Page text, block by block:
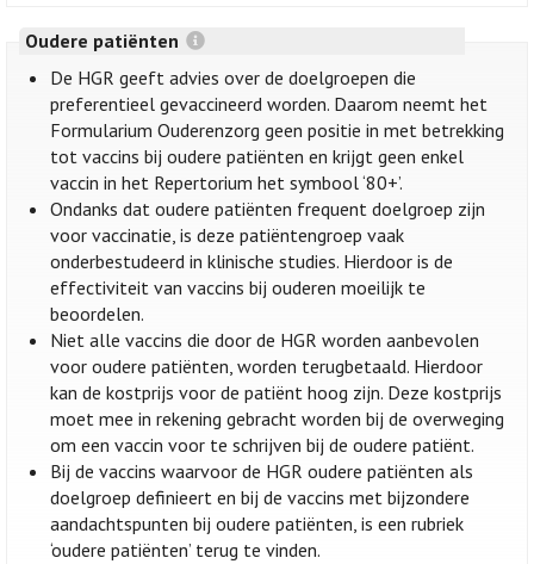
Oudere patiënten
De HGR geeft advies over de doelgroepen die
preferentieel gevaccineerd worden. Daarom neemt het
Formularium Ouderenzorg geen positie in met betrekking
tot vaccins bij oudere patiënten en krijgt geen enkel
vaccin in het Repertorium het symbool ‘80+’.
Ondanks dat oudere patiënten frequent doelgroep zijn
voor vaccinatie, is deze patiëntengroep vaak
onderbestudeerd in klinische studies. Hierdoor is de
effectiviteit van vaccins bij ouderen moeilijk te
beoordelen.
Niet alle vaccins die door de HGR worden aanbevolen
voor oudere patiënten, worden terugbetaald. Hierdoor
kan de kostprijs voor de patiënt hoog zijn. Deze kostprijs
moet mee in rekening gebracht worden bij de overweging
om een vaccin voor te schrijven bij de oudere patiënt.
Bij de vaccins waarvoor de HGR oudere patiënten als
doelgroep definieert en bij de vaccins met bijzondere
aandachtspunten bij oudere patiënten, is een rubriek
‘oudere patiënten’ terug te vinden.